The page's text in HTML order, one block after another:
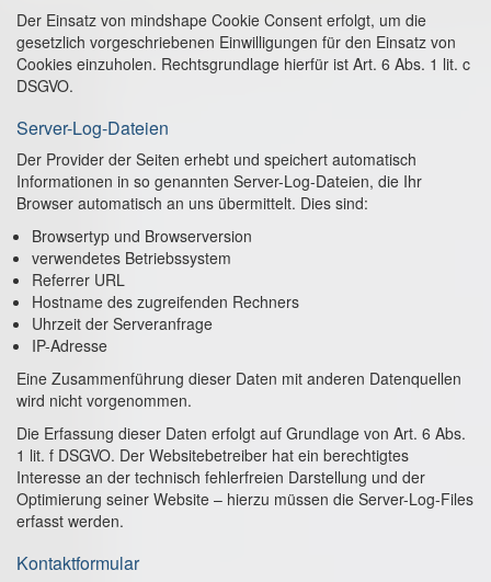
Der Einsatz von mindshape Cookie Consent erfolgt, um die
gesetzlich vorgeschriebenen Einwilligungen für den Einsatz von
Cookies einzuholen. Rechtsgrundlage hierfür ist Art. 6 Abs. 1 lit. c
DSGVO.
Server-Log-Dateien
Der Provider der Seiten erhebt und speichert automatisch
Informationen in so genannten Server-Log-Dateien, die Ihr
Browser automatisch an uns übermittelt. Dies sind:
Browsertyp und Browserversion
verwendetes Betriebssystem
Referrer URL
Hostname des zugreifenden Rechners
Uhrzeit der Serveranfrage
IP-Adresse
Eine Zusammenführung dieser Daten mit anderen Datenquellen
wird nicht vorgenommen.
Die Erfassung dieser Daten erfolgt auf Grundlage von Art. 6 Abs.
1 lit. f DSGVO. Der Websitebetreiber hat ein berechtigtes
Interesse an der technisch fehlerfreien Darstellung und der
Optimierung seiner Website – hierzu müssen die Server-Log-Files
erfasst werden.
Kontaktformular